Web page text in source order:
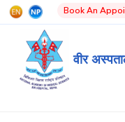
Book An
वीर